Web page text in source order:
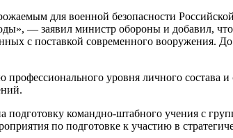
для военной безопасности
— заявил министр обороны и добавил,
с поставкой современного вооружения.
уровня личного состава
подготовку командно-штабного учения с
по подготовке к участию в